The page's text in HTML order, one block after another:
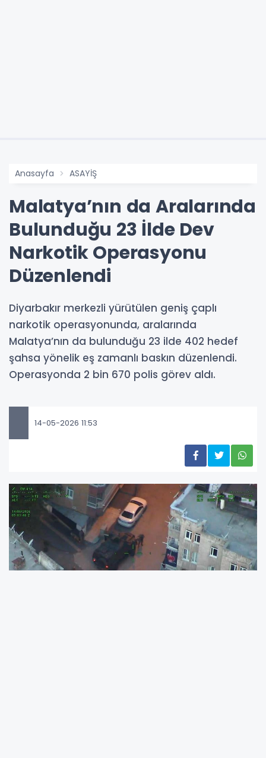
Anasayfa ASAYİŞ
Malatya’nın da Aralarında
Bulunduğu 23 İlde Dev
Narkotik Operasyonu
Düzenlendi
Diyarbakır merkezli yürütülen geniş çaplı
narkotik operasyonunda, aralarında
Malatya’nın da bulunduğu 23 ilde 402 hedef
şahsa yönelik eş zamanlı baskın düzenlendi.
Operasyonda 2 bin 670 polis görev aldı.
14-05-2026 11:53